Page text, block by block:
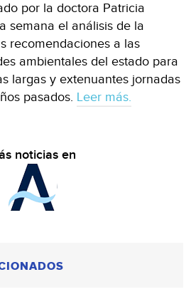
por la doctora Patricia
semana el análisis de la
recomendaciones a las
ambientales del estado para
largas y extenuantes jornadas
pasados. Leer más.
noticias en